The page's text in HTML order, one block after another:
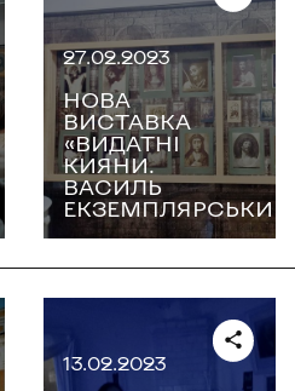
27.02.2023
НОВА
ВИСТАВКА
«ВИДАТНІ
КИЯНИ.
ВАСИЛЬ
13.02.2023